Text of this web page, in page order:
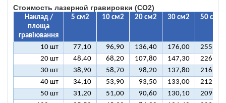
Стоимость лазерной гравировки (CO2)
Наклад /
площа
гравіювання
5 см2 10 см2 20 см2 30 см2 50 см2
10 шт 77,10 96,90 136,40 176,00
255,10
20 шт
48,40 68,20 107,80 147,30
226,50
30 шт
38,90 58,70 98,20 137,80
216,90
40 шт
34,10 53,90 93,50 133,00
212,10
50 шт
31,20 51,00 90,60 130,10
209,30